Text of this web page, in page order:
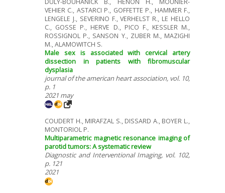
VEHIER C., ASTARCI P., GOFFETTE P., HAMMER F.,
LENGELE J., SEVERINO F., VERHELST R., LE HELLO
C., GOSSE P., HERVE D., PICO F., KESSLER M.,
ROSSIGNOL P., SANSON Y., ZUBER M., MAZIGHI
M., ALAMOWITCH S.
Male sex is associated with cervical artery
dissection in patients with fibromuscular
dysplasia
journal of the american heart association, vol. 10,
p. 1
2021 may
COUDERT H., MIRAFZAL S., DISSARD A., BOYER L.,
MONTORIOL P.
Multiparametric magnetic resonance imaging of
parotid tumors: A systematic review
Diagnostic and Interventional Imaging, vol. 102,
p. 121
2021